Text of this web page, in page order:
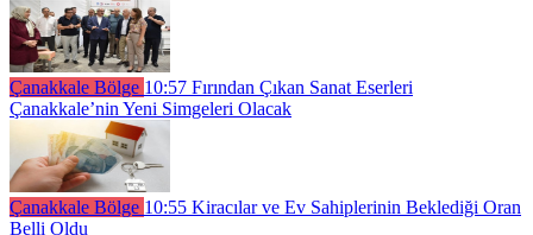
Çanakkale Bölge 10:57 Fırından Çıkan Sanat Eserleri
Çanakkale’nin Yeni Simgeleri Olacak
Çanakkale Bölge 10:55 Kiracılar ve Ev Sahiplerinin Beklediği Oran
Belli Oldu